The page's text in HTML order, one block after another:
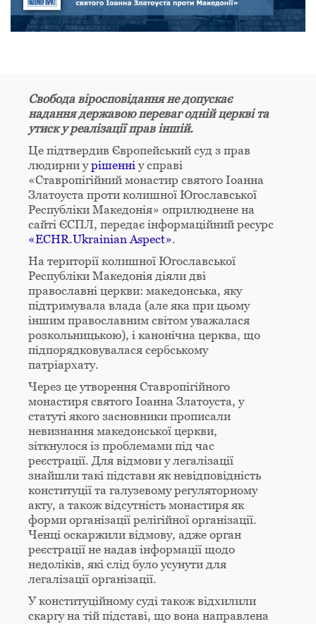
Свобода віросповідання не допускає
надання державою переваг одній церкві та
утиск у реалізації прав іншій.
Це підтвердив Європейський суд з прав
людирни урішенні у справі
«Ставропігійний монастир святого Іоанна
Златоуста проти колишної Югославської
Республіки Македонія» оприлюднене на
сайті ЄСПЛ, передає інформаційний ресурс
«ECHR.Ukrainian Aspect».
На території колишної Югославської
Республіки Македонія діяли дві
православні церкви: македонська, яку
підтримувала влада (але яка при цьому
іншим православним світом уважалася
розкольницькою), і канонічна церква, що
підпорядковувалася сербському
патріархату.
Через це утворення Ставропігійного
монастиря святого Іоанна Златоуста, у
статуті якого засновники прописали
невизнання македонської церкви,
зіткнулося із проблемами під час
реєстрації. Для відмови у легалізації
знайшли такі підстави як невідповідність
конституції та галузевому регуляторному
акту, а також відсутність монастиря як
форми організації релігійної організації.
Ченці оскаржили відмову, адже орган
реєстрації не надав інформації щодо
недоліків, які слід було усунути для
легалізації організації.
У конституційному суді також відхилили
скаргу на тій підставі, що вона направлена